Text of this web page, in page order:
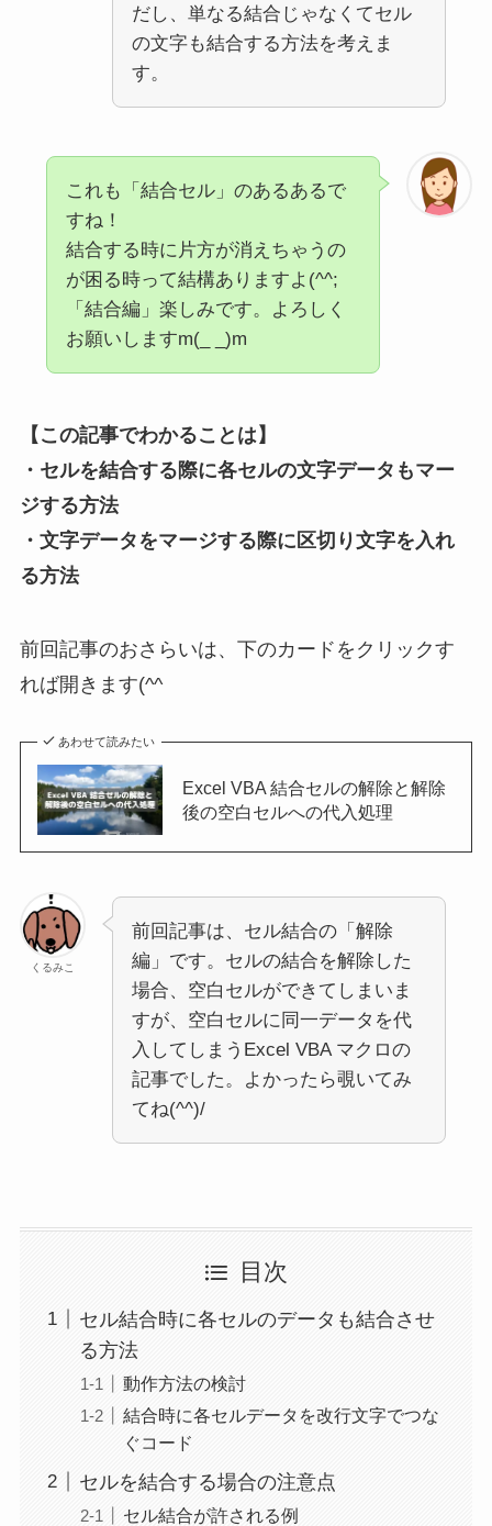
だし、単なる結合じゃなくてセル
の文字も結合する方法を考えま
す。
これも「結合セル」のあるあるで
すね！
結合する時に片方が消えちゃうの
が困る時って結構ありますよ(^^;
「結合編」楽しみです。よろしく
お願いしますm(_ _)m
【この記事でわかること は 】
・セルを結合する際に各セルの文字データもマー
ジする方法
・文字データをマージする際に区切り文字を入れ
る方法
前回記事のおさらいは、下のカードをクリックす
れば開きます(^^ゞ
あわせて読みたい
Excel VBA 結合セルの解除と解除
後の空白セルへの代入処理
くるみこ
前回記事は、セル結合の「解除
編」です。セルの結合を解除した
場合、空白セルができてしまいま
すが、空白セルに同一データを代
入してしまうExcel VBA マクロの
記事でした。よかったら覗いてみ
てね(^^)/
目次
セル結合時に各セルのデータも結合させ
る方法
動作方法の検討
結合時に各セルデータを改行文字でつな
ぐコード
セルを結合する場合の注意点
セル結合が許される例